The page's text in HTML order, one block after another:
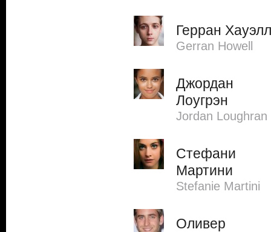
Герран Хауэлл
Gerran Howell
Джордан
Лоугрэн
Jordan Loughran
Стефани
Мартини
Stefanie Martini
Оливер